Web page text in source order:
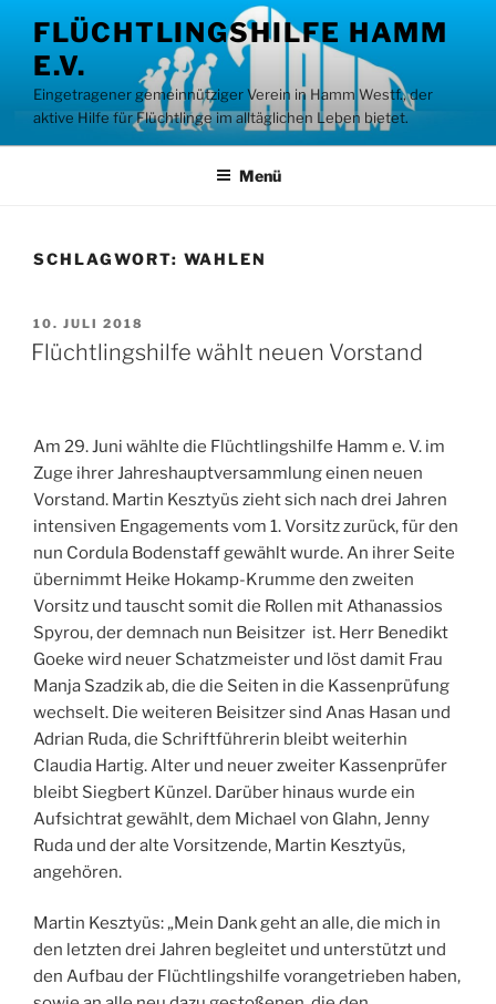
Inhalt
springen
FLÜCHTLINGSHILFE HAMM
E.V.
Eingetragener gemeinnütziger Verein in Hamm Westf., der
aktive Hilfe für Flüchtlinge im alltäglichen Leben bietet.
Menü
SCHLAGWORT: WAHLEN
VERÖFFENTLICHT
AM
10. JULI 2018
Flüchtlingshilfe wählt neuen Vorstand
Am 29. Juni wählte die Flüchtlingshilfe Hamm e. V. im
Zuge ihrer Jahreshauptversammlung einen neuen
Vorstand. Martin Kesztyüs zieht sich nach drei Jahren
intensiven Engagements vom 1. Vorsitz zurück, für den
nun Cordula Bodenstaff gewählt wurde. An ihrer Seite
übernimmt Heike Hokamp-Krumme den zweiten
Vorsitz und tauscht somit die Rollen mit Athanassios
Spyrou, der demnach nun Beisitzer ist. Herr Benedikt
Goeke wird neuer Schatzmeister und löst damit Frau
Manja Szadzik ab, die die Seiten in die Kassenprüfung
wechselt. Die weiteren Beisitzer sind Anas Hasan und
Adrian Ruda, die Schriftführerin bleibt weiterhin
Claudia Hartig. Alter und neuer zweiter Kassenprüfer
bleibt Siegbert Künzel. Darüber hinaus wurde ein
Aufsichtrat gewählt, dem Michael von Glahn, Jenny
Ruda und der alte Vorsitzende, Martin Kesztyüs,
angehören.
Martin Kesztyüs: „Mein Dank geht an alle, die mich in
den letzten drei Jahren begleitet und unterstützt und
den Aufbau der Flüchtlingshilfe vorangetrieben haben,